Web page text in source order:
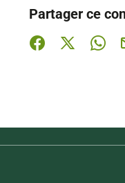
Partager ce
Partager sur
Partager